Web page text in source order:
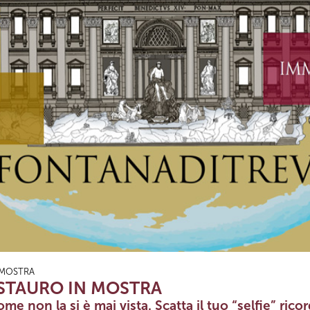
IN MOSTRA
non la si è mai vista. Scatta il tuo “selfie”